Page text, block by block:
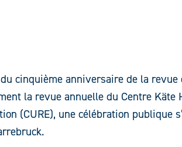
cinquième anniversaire de la
la revue annuelle du Centre Käte
(CURE), une célébration publique